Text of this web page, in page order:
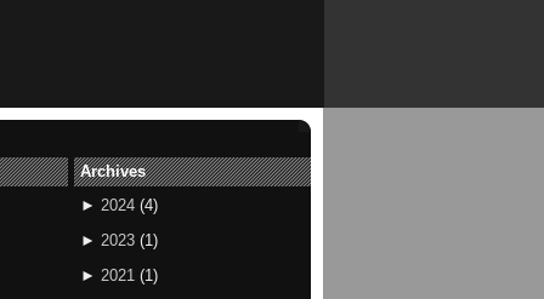
Archives
► 2024 (4)
► 2023 (1 )
► 2021 (1)